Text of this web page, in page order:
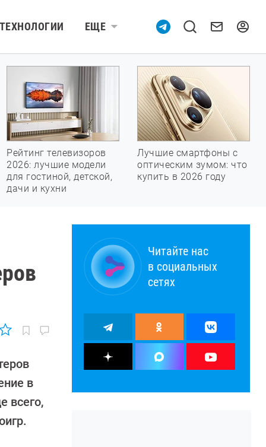
ТЕХНОЛОГИИ ЕЩЕ
Рейтинг телевизоров
2026: лучшие модели
для гостиной, детской,
дачи и кухни
Лучшие смартфоны с
оптическим зумом: что
купить в 2026 году
в
всего,
Читайте нас
в социальных
сетях